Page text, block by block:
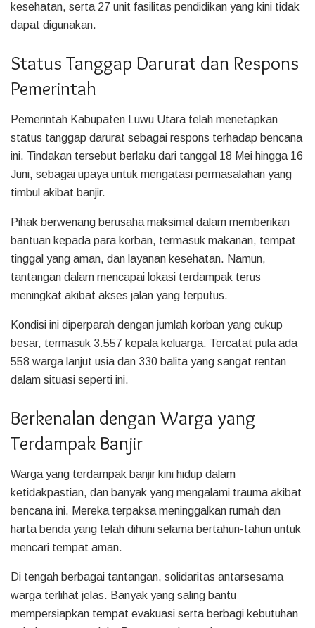
kesehatan, serta 27 unit fasilitas pendidikan yang kini tidak
dapat digunakan.
Status Tanggap Darurat dan Respons
Pemerintah
Pemerintah Kabupaten Luwu Utara telah menetapkan
status tanggap darurat sebagai respons terhadap bencana
ini. Tindakan tersebut berlaku dari tanggal 18 Mei hingga 16
Juni, sebagai upaya untuk mengatasi permasalahan yang
timbul akibat banjir.
Pihak berwenang berusaha maksimal dalam memberikan
bantuan kepada para korban, termasuk makanan, tempat
tinggal yang aman, dan layanan kesehatan. Namun,
tantangan dalam mencapai lokasi terdampak terus
meningkat akibat akses jalan yang terputus.
Kondisi ini diperparah dengan jumlah korban yang cukup
besar, termasuk 3.557 kepala keluarga. Tercatat pula ada
558 warga lanjut usia dan 330 balita yang sangat rentan
dalam situasi seperti ini.
Berkenalan dengan Warga yang
Terdampak Banjir
Warga yang terdampak banjir kini hidup dalam
ketidakpastian, dan banyak yang mengalami trauma akibat
bencana ini. Mereka terpaksa meninggalkan rumah dan
harta benda yang telah dihuni selama bertahun-tahun untuk
mencari tempat aman.
Di tengah berbagai tantangan, solidaritas antarsesama
warga terlihat jelas. Banyak yang saling bantu
mempersiapkan tempat evakuasi serta berbagi kebutuhan